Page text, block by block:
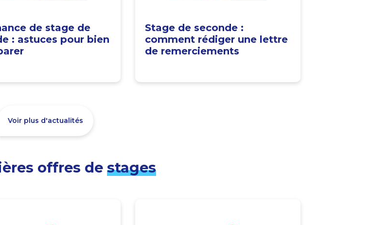
de stage de
: astuces pour bien
Stage de seconde :
comment rédiger une lettre
de remerciements
Voir plus d'actualités
offres de stages